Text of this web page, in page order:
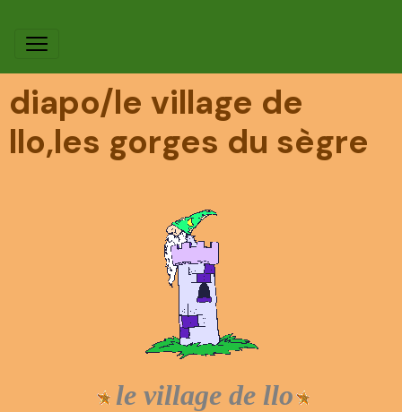
diapo/le village de
llo,les gorges du sègre
le village de llo